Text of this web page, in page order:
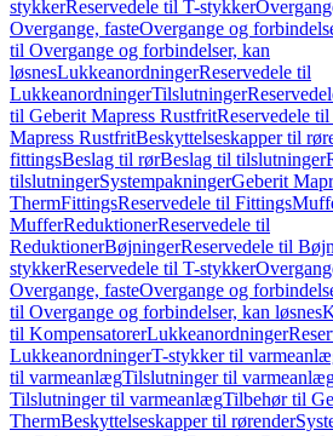
stykkerReservedele til T-stykker
Overgange, fasteOvergange og
til Overgange og forbindelser, kan
løsnesLukkeanordningerReservedele til
LukkeanordningerTilslutninger
til Geberit Mapress RustfritReservedele
Mapress RustfritBeskyttelseskapper til
fittingsBeslag til rørBeslag til tilslutninger
tilslutningerSystempakningerGeberit
ThermFittingsReservedele til Fittings
MufferReduktionerReservedele til
ReduktionerBøjningerReservedele til
stykkerReservedele til T-stykker
Overgange, fasteOvergange og
til Overgange og forbindelser, kan løsnes
til KompensatorerLukkeanordninger
LukkeanordningerT-stykker til
til varmeanlægTilslutninger til
Tilslutninger til varmeanlægTilbehør til
ThermBeskyttelseskapper til rørender